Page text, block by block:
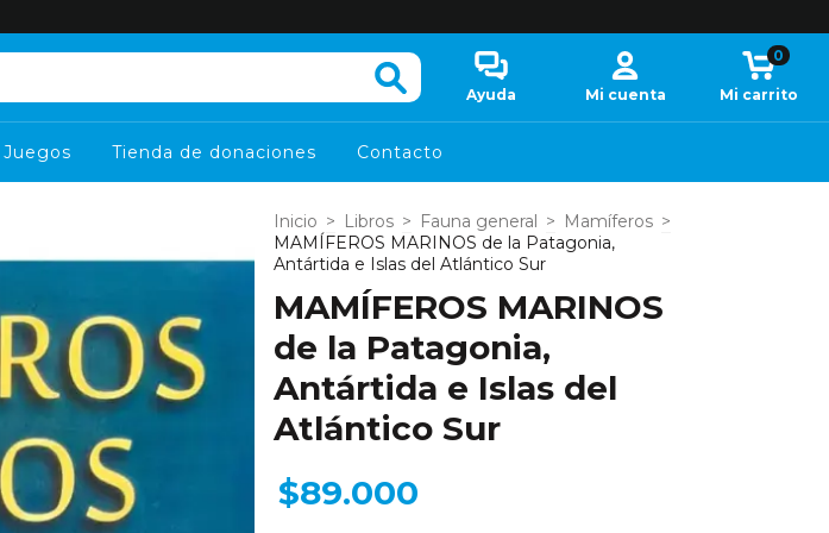
Ayuda Mi cuenta Mi carrito
0
Juegos Tienda de donaciones Contacto
Inicio > Libros > Fauna general > Mamíferos >
MAMÍFEROS MARINOS de la Patagonia,
Antártida e Islas del Atlántico Sur
MAMÍFEROS MARINOS
de la Patagonia,
Antártida e Islas del
Atlántico Sur
$89.000